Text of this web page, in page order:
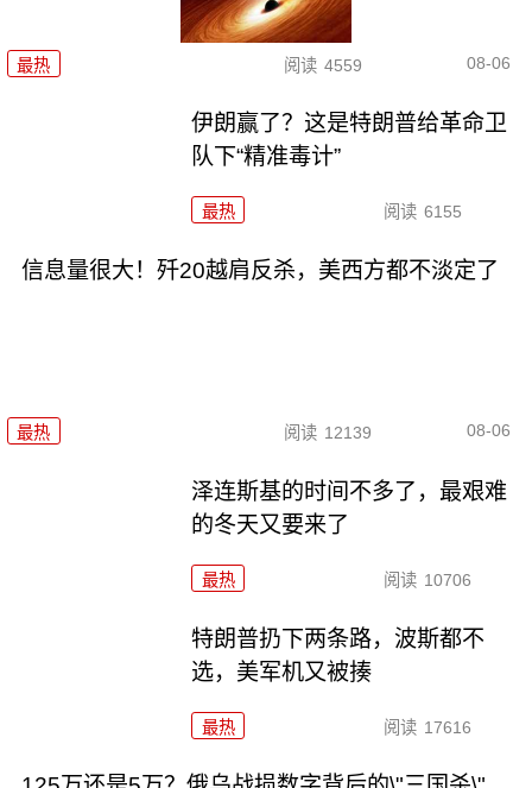
最热 阅读 4559 08-06
伊朗赢了？这是特朗普给革命卫
队下“精准毒计”
最热 阅读 6155
信息量很大！歼20越肩反杀，美西方都不淡定了
最热 阅读 12139 08-06
泽连斯基的时间不多了，最艰难
的冬天又要来了
最热 阅读 10706
特朗普扔下两条路，波斯都不
选，美军机又被揍
最热 阅读 17616